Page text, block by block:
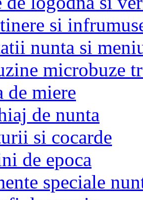
si
nunta si
microbuze
de miere
de nunta
si cocarde
de epoca
speciale